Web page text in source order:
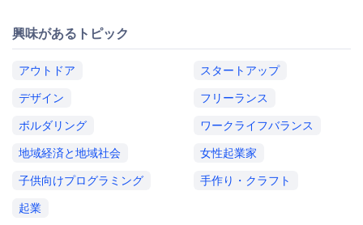
興味があるトピック
アウトドア
スタートアップ
デザイン
フリーランス
ボルダリング
ワークライフバランス
地域経済と地域社会
女性起業家
子供向けプログラミング
手作り・クラフト
起業